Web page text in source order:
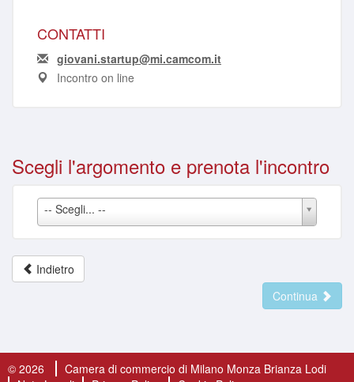
CONTATTI
giovani.startup@mi.camcom.it
Incontro on line
Scegli l'argomento e prenota l'incontro
-- Scegli... --
Indietro
Continua
© 2026
Camera di commercio di Milano Monza Brianza Lodi